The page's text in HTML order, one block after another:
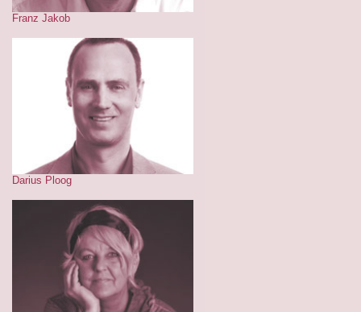
Franz Jakob
Darius Ploog